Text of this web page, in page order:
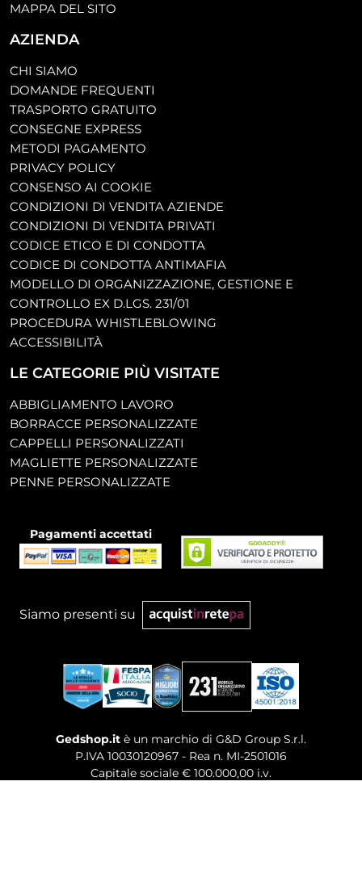
MAPPA DEL SITO
AZIENDA
CHI SIAMO
DOMANDE FREQUENTI
TRASPORTO GRATUITO
CONSEGNE EXPRESS
METODI PAGAMENTO
PRIVACY POLICY
CONSENSO AI COOKIE
CONDIZIONI DI VENDITA AZIENDE
CONDIZIONI DI VENDITA PRIVATI
CODICE ETICO E DI CONDOTTA
CODICE DI CONDOTTA ANTIMAFIA
MODELLO DI ORGANIZZAZIONE, GESTIONE E
CONTROLLO EX D.LGS. 231/01
PROCEDURA WHISTLEBLOWING
ACCESSIBILITÀ
LE CATEGORIE PIÙ VISITATE
ABBIGLIAMENTO LAVORO
BORRACCE PERSONALIZZATE
CAPPELLI PERSONALIZZATI
MAGLIETTE PERSONALIZZATE
PENNE PERSONALIZZATE
Pagamenti accettati
Siamo presenti su
Gedshop.it è un marchio di G&D Group S.r.l.
P.IVA 10030120967 - Rea n. MI-2501016
Capitale sociale € 100.000,00 i.v.